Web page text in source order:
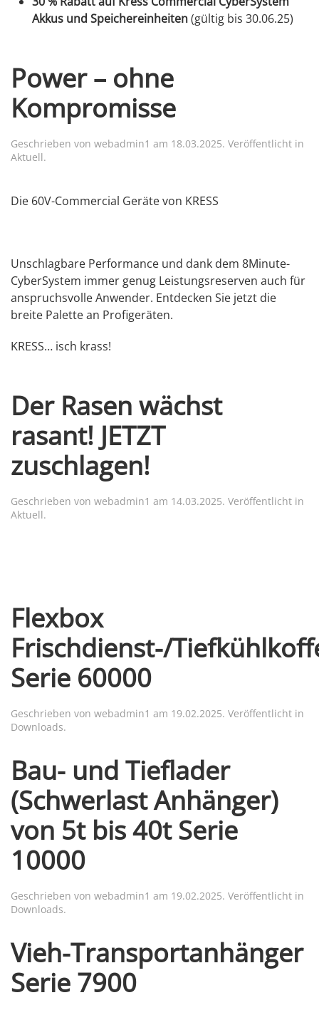
Akkus und Speichereinheiten(gültig bis 30.06.25)
Power – ohne
Kompromisse
Geschrieben von webadmin1 am 18.03.2025. Veröffentlicht in
Aktuell.
Die 60V-Commercial Geräte von KRESS
Unschlagbare Performance und dank dem 8Minute-
CyberSystem immer genug Leistungsreserven auch für
anspruchsvolle Anwender. Entdecken Sie jetzt die
breite Palette an Profigeräten.
KRESS… isch krass!
Der Rasen wächst
rasant! JETZT
zuschlagen!
Geschrieben von webadmin1 am 14.03.2025. Veröffentlicht in
Aktuell.
Flexbox
Frischdienst-/
Serie 60000
Geschrieben von webadmin1 am 19.02.2025. Veröffentlicht in
Downloads.
Bau- und Tieflader
(Schwerlast Anhänger)
von 5t bis 40t Serie
10000
Geschrieben von webadmin1 am 19.02.2025. Veröffentlicht in
Downloads.
Vieh-Transportanhänger
Serie 7900